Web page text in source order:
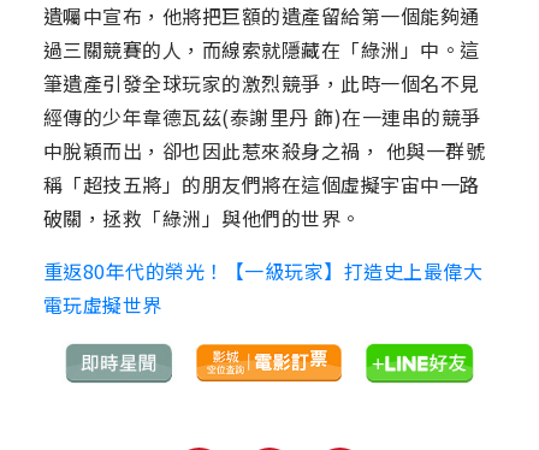
遺囑中宣布，他將把巨額的遺產留給第一個能夠通
過三關競賽的人，而線索就隱藏在「綠洲」中。這
筆遺產引發全球玩家的激烈競爭，此時一個名不見
經傳的少年韋德瓦茲(泰謝里丹 飾)在一連串的競爭
中脫穎而出，卻也因此惹來殺身之禍， 他與一群號
稱「超技五將」的朋友們將在這個虛擬宇宙中一路
破關，拯救「綠洲」與他們的世界。
重返80年代的榮光！【一級玩家】打造史上最偉大
電玩虛擬世界